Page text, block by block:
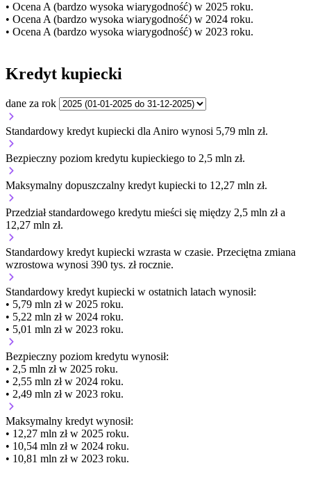
• Ocena A (bardzo wysoka wiarygodność) w 2025 roku.
• Ocena A (bardzo wysoka wiarygodność) w 2024 roku.
• Ocena A (bardzo wysoka wiarygodność) w 2023 roku.
Kredyt kupiecki
dane za rok
Standardowy kredyt kupiecki dla Aniro wynosi 5,79 mln zł.
Bezpieczny poziom kredytu kupieckiego to 2,5 mln zł.
Maksymalny dopuszczalny kredyt kupiecki to 12,27 mln zł.
Przedział standardowego kredytu mieści się między 2,5 mln zł a
12,27 mln zł.
Standardowy kredyt kupiecki wzrasta w czasie. Przeciętna zmiana
wzrostowa wynosi 390 tys. zł rocznie.
Standardowy kredyt kupiecki w ostatnich latach wynosił:
• 5,79 mln zł w 2025 roku.
• 5,22 mln zł w 2024 roku.
• 5,01 mln zł w 2023 roku.
Bezpieczny poziom kredytu wynosił:
• 2,5 mln zł w 2025 roku.
• 2,55 mln zł w 2024 roku.
• 2,49 mln zł w 2023 roku.
Maksymalny kredyt wynosił:
• 12,27 mln zł w 2025 roku.
• 10,54 mln zł w 2024 roku.
• 10,81 mln zł w 2023 roku.